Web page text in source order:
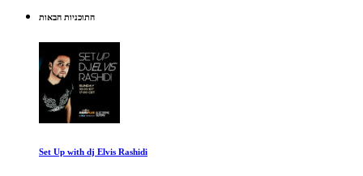
התוכניות הבאות
Set Up with dj Elvis Rashidi